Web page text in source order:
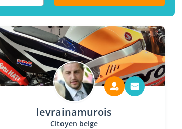
levrainamurois
Citoyen belge